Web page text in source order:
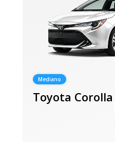
Mediano
Toyota Corolla